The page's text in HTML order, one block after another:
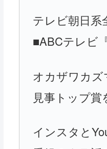
テレビ朝日系
■ABCテレビ
オカザワカズ
見事トップ賞
インスタと